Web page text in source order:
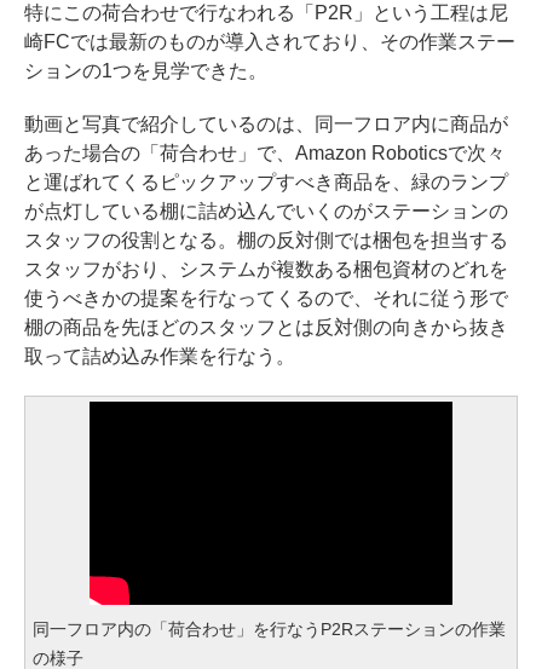
特にこの荷合わせで行なわれる「P2R」という工程は尼
崎FCでは最新のものが導入されており、その作業ステー
ションの1つを見学できた。
動画と写真で紹介しているのは、同一フロア内に商品が
あった場合の「荷合わせ」で、Amazon Roboticsで次々
と運ばれてくるピックアップすべき商品を、緑のランプ
が点灯している棚に詰め込んでいくのがステーションの
スタッフの役割となる。棚の反対側では梱包を担当する
スタッフがおり、システムが複数ある梱包資材のどれを
使うべきかの提案を行なってくるので、それに従う形で
棚の商品を先ほどのスタッフとは反対側の向きから抜き
取って詰め込み作業を行なう。
同一フロア内の「荷合わせ」を行なうP2Rステーションの作業
の様子